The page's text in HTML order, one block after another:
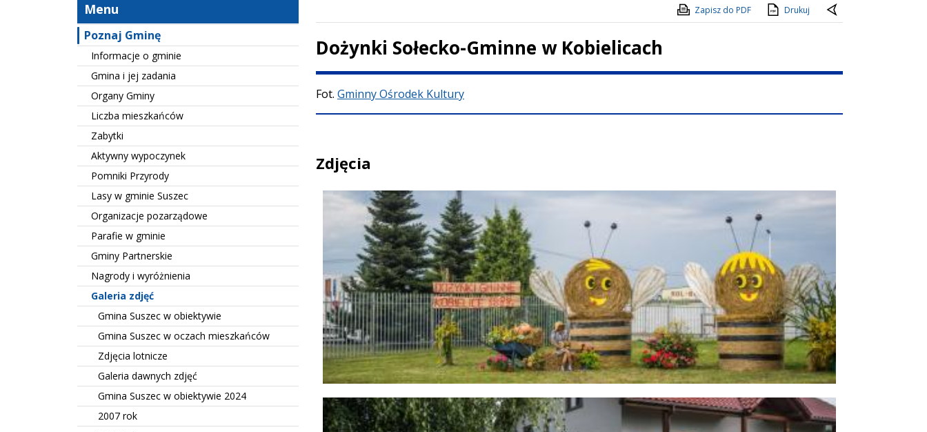
Menu
Poznaj Gminę
Informacje o gminie
Gmina i jej zadania
Organy Gminy
Liczba mieszkańców
Zabytki
Aktywny wypoczynek
Pomniki Przyrody
Lasy w gminie Suszec
Organizacje pozarządowe
Parafie w gminie
Gminy Partnerskie
Nagrody i wyróżnienia
Galeria zdjęć
Gmina Suszec w obiektywie
Gmina Suszec w oczach mieszkańców
Zdjęcia lotnicze
Galeria dawnych zdjęć
Gmina Suszec w obiektywie 2024
2007 rok
Zapisz do PDF Drukuj
Dożynki Sołecko-Gminne w Kobielicach
Treść
Fot. Gminny Ośrodek Kultury
Zdjęcia